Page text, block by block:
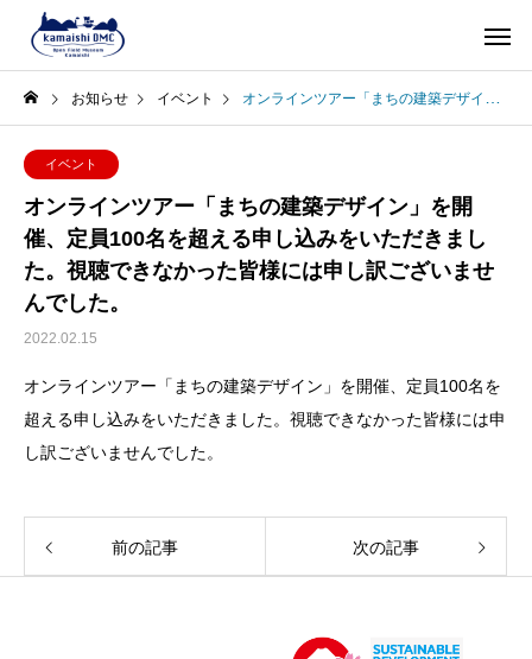
お知らせ イベント オンラインツアー「まちの建築デザイン」を開催、定員100名を超える申し込みをいただきました。視聴できなかった皆様には申し訳ございませんでした。
イベント
オンラインツアー「まちの建築デザイン」を開
催、定員100名を超える申し込みをいただきまし
た。視聴できなかった皆様には申し訳ございませ
んでした。
2022.02.15
オンラインツアー「まちの建築デザイン」を開催、定員100名を
超える申し込みをいただきました。視聴できなかった皆様には申
し訳ございませんでした。
前の記事 次の記事